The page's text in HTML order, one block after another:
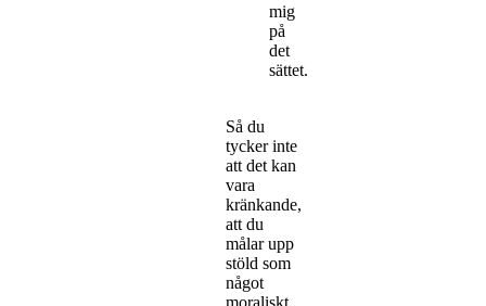
mig
på
det
sättet.
Så du
tycker inte
att det kan
vara
kränkande,
att du
målar upp
stöld som
något
moraliskt,